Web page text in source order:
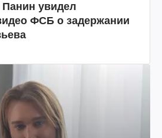
Панин увидел
ФСБ о задержании